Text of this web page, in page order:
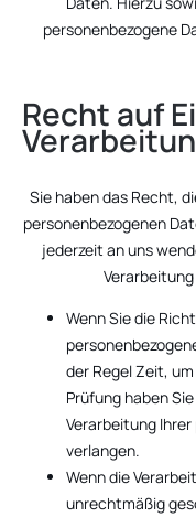
personenbezogene
Recht auf
Sie haben das Recht,
personenbezogenen
jederzeit an uns
Wenn Sie die
der Regel Zeit,
Prüfung haben
Verarbeitung
verlangen.
Wenn die
unrechtmäßig